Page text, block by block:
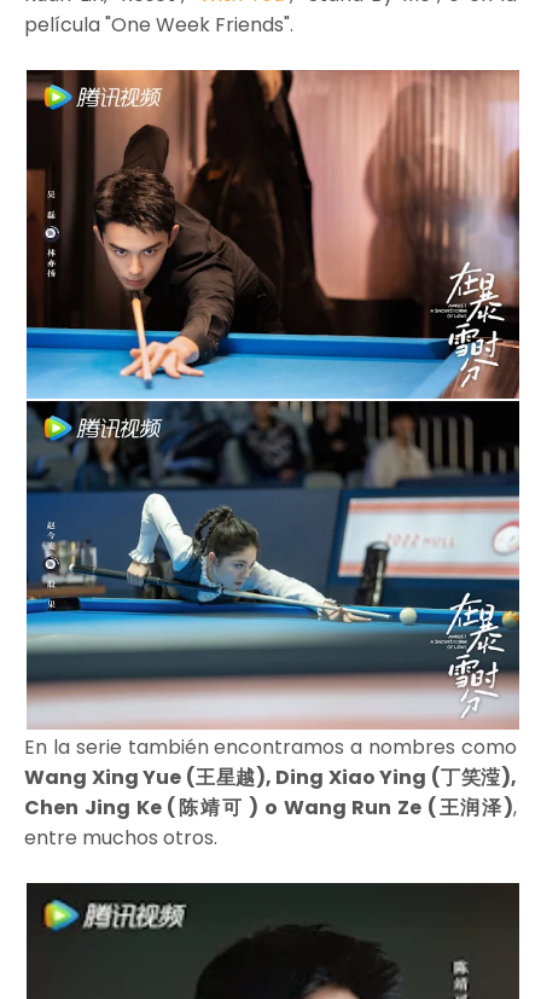
película "One Week Friends".
En la serie también encontramos a nombres como
Wang Xing Yue (王星越), Ding Xiao Ying (丁笑滢),
Chen Jing Ke (陈靖可 ) o Wang Run Ze (王润泽),
entre muchos otros.